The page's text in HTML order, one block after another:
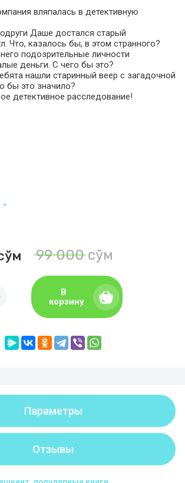
вляпалась в детективную
Даше достался старый
Что, казалось бы, в этом странного?
подозрительные личности
деньги. С чего бы это?
нашли старинный веер с загадочной
бы это значило?
детективное расследование!
99 000сўм
В
корзину
Параметры
Отзывы